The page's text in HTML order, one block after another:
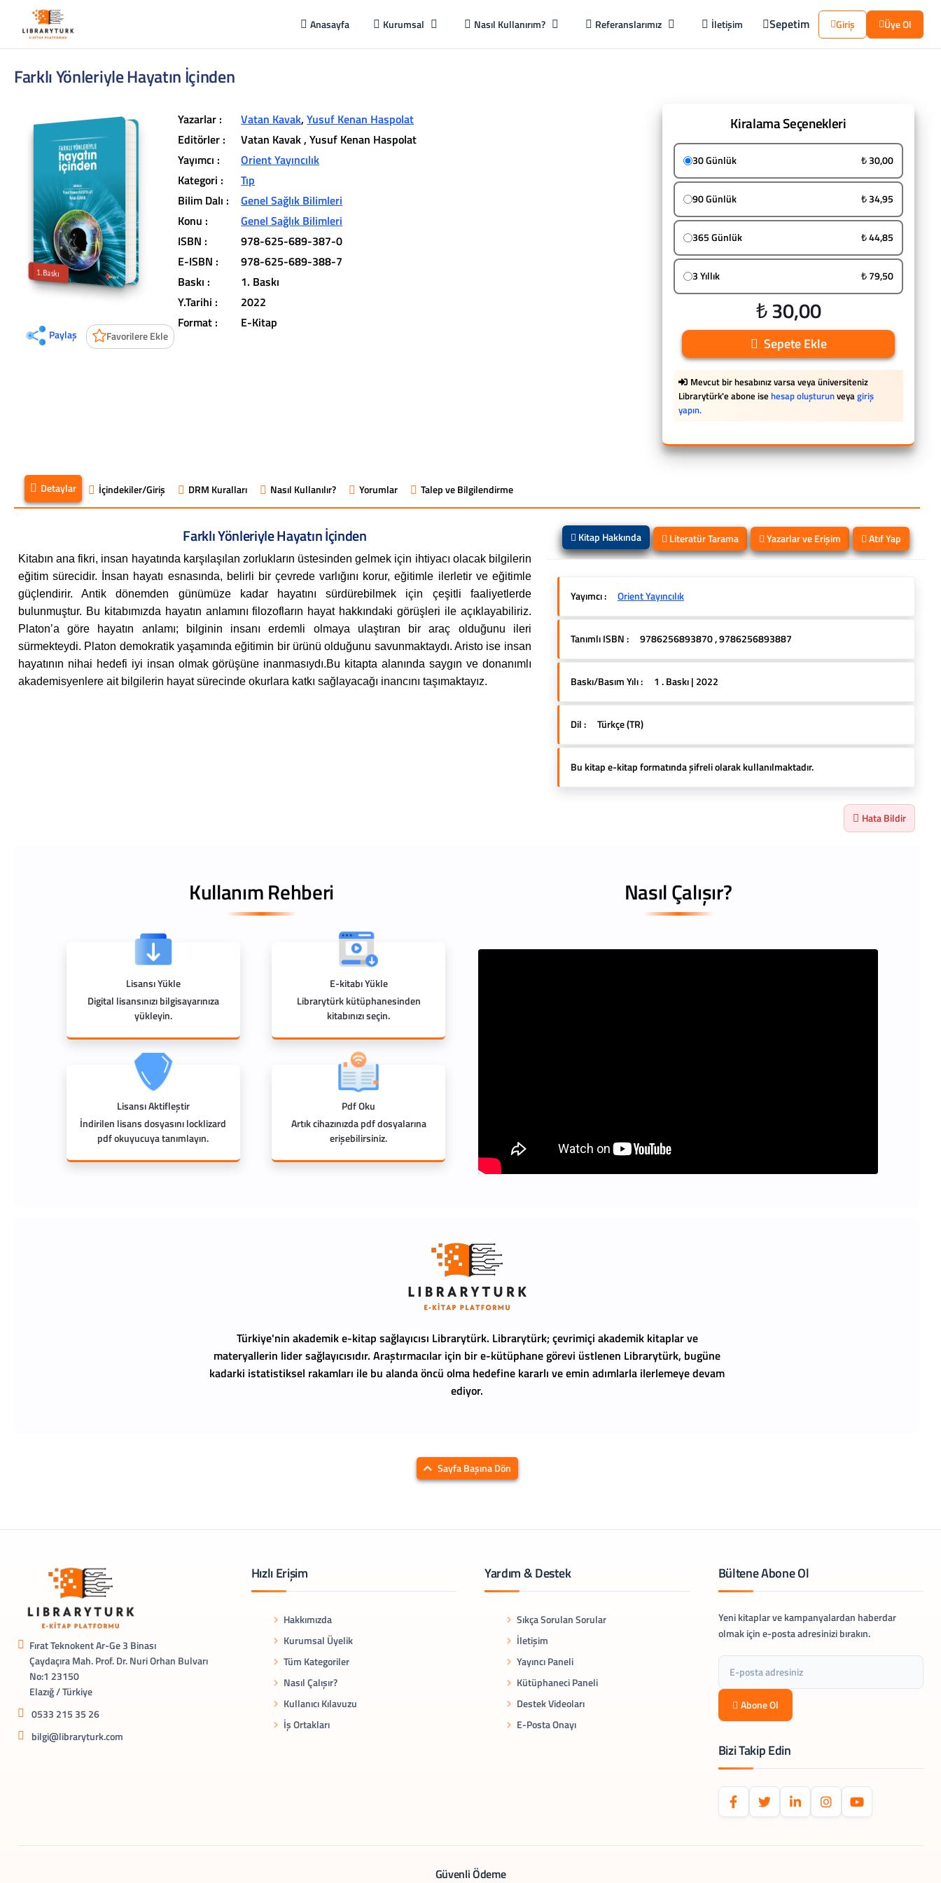
Anasayfa Kurumsal Nasıl Kullanırım? Referanslarımız İletişim Sepetim Giriş Üye Ol
Farklı Yönleriyle Hayatın İçinden
1.Baskı
L
ib
r
a
r
y
t
ü
r
k
lit
e
r
a
t
ü
r
a
v
u
c
u
n
u
z
u
n
iç
in
d
e
Paylaş Favorilere Ekle
Yazarlar : Vatan Kavak,Yusuf Kenan Haspolat
Editörler :
Vatan Kavak,Yusuf Kenan Haspolat
Yayımcı :
Orient Yayıncılık
Kategori :
Tıp
Bilim Dalı :
Genel Sağlık Bilimleri
Konu :
Genel Sağlık Bilimleri
ISBN :
978-625-689-387-0
E-ISBN :
978-625-689-388-7
Baskı :
1. Baskı
Y.Tarihi :
2022
Format :
E-Kitap
Kiralama Seçenekleri
30 Günlük ₺ 30,00
90 Günlük ₺ 34,95
365 Günlük ₺ 44,85
3 Yıllık ₺ 79,50
₺ 30,00
Sepete Ekle
Mevcut bir hesabınız varsa veya üniversiteniz
Librarytürk'e abone ise hesap oluşturunveyagiriş
yapın.
Detaylar İçindekiler/Giriş DRM Kuralları Nasıl Kullanılır? Yorumlar Talep ve Bilgilendirme
Farklı Yönleriyle Hayatın İçinden
Kitabın ana fikri, insan hayatında karşılaşılan zorlukların üstesinden gelmek için ihtiyacı olacak bilgilerin
eğitim sürecidir. İnsan hayatı esnasında, belirli bir çevrede varlığını korur, eğitimle ilerletir ve eğitimle
güçlendirir. Antik dönemden günümüze kadar hayatını sürdürebilmek için çeşitli faaliyetlerde
bulunmuştur. Bu kitabımızda hayatın anlamını filozofların hayat hakkındaki görüşleri ile açıklayabiliriz.
Platon’a göre hayatın anlamı; bilginin insanı erdemli olmaya ulaştıran bir araç olduğunu ileri
sürmekteydi. Platon demokratik yaşamında eğitimin bir ürünü olduğunu savunmaktaydı. Aristo ise insan
hayatının nihai hedefi iyi insan olmak görüşüne inanmasıydı.Bu kitapta alanında saygın ve donanımlı
akademisyenlere ait bilgilerin hayat sürecinde okurlara katkı sağlayacağı inancını taşımaktayız.
Kitap Hakkında Literatür Tarama Yazarlar ve Erişim Atıf Yap
Yayımcı : Orient Yayıncılık
Tanımlı ISBN : 9786256893870 , 9786256893887
Baskı/Basım Yılı : 1 . Baskı | 2022
Dil : Türkçe (TR)
Bu kitap e-kitap formatında şifreli olarak kullanılmaktadır.
Hata Bildir
Kullanım Rehberi
Lisansı Yükle
Digital lisansınızı bilgisayarınıza
yükleyin.
E-kitabı Yükle
Librarytürk kütüphanesinden
kitabınızı seçin.
Lisansı Aktifleştir
İndirilen lisans dosyasını locklizard
pdf okuyucuya tanımlayın.
Pdf Oku
Artık cihazınızda pdf dosyalarına
erişebilirsiniz.
Nasıl Çalışır?
Türkiye'nin akademik e-kitap sağlayıcısı Librarytürk. Librarytürk; çevrimiçi akademik kitaplar ve
materyallerin lider sağlayıcısıdır. Araştırmacılar için bir e-kütüphane görevi üstlenen Librarytürk, bugüne
kadarki istatistiksel rakamları ile bu alanda öncü olma hedefine kararlı ve emin adımlarla ilerlemeye devam
ediyor.
Sayfa Başına Dön
Fırat Teknokent Ar-Ge 3 Binası
Çaydaçıra Mah. Prof. Dr. Nuri Orhan Bulvarı
No:1 23150
Elazığ / Türkiye
0533 215 35 26
bilgi@libraryturk.com
Hızlı Erişim
Hakkımızda
Kurumsal Üyelik
Tüm Kategoriler
Nasıl Çalışır?
Kullanıcı Kılavuzu
İş Ortakları
Yardım & Destek
Sıkça Sorulan Sorular
İletişim
Yayıncı Paneli
Kütüphaneci Paneli
Destek Videoları
E-Posta Onayı
Bültene Abone Ol
Yeni kitaplar ve kampanyalardan haberdar
olmak için e-posta adresinizi bırakın.
Abone Ol
Bizi Takip Edin
Güvenli Ödeme